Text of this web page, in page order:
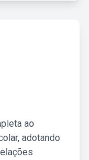
ao
adotando